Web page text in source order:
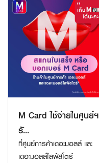
M Card ใช้จ่ายในศูนย์ฯ
รั...
ที่ศูนย์การค้าเดอะมอลล์ และ
เดอะมอลล์ไลฟ์สโตร์